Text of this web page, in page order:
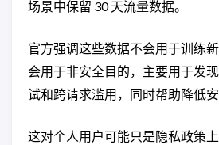
场景中保留 30 天流量数据。
官方强调这些数据不会用于训练
会用于非安全目的，主要用于发
试和跨请求滥用，同时帮助降低安
这对个人用户可能只是隐私政策